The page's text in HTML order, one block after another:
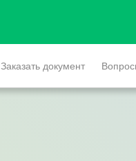
Заказать документ